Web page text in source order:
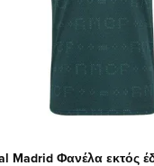
Madrid Φανέλα εκτός